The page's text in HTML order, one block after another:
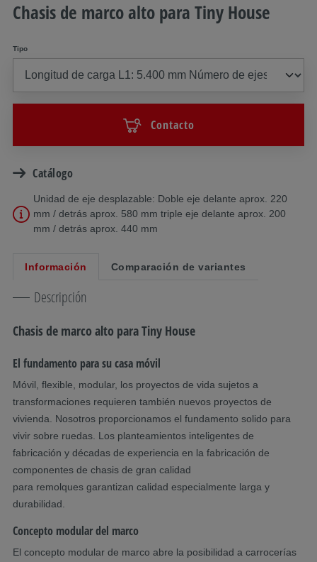
Chasis de marco alto para Tiny House
Tipo
Contacto
Catálogo
Unidad de eje desplazable: Doble eje delante aprox. 220
mm / detrás aprox. 580 mm triple eje delante aprox. 200
mm / detrás aprox. 440 mm
Información Comparación de variantes
Descripción
Chasis de marco alto para Tiny House
El fundamento para su casa móvil
Móvil, flexible, modular, los proyectos de vida sujetos a
transformaciones requieren también nuevos proyectos de
vivienda. Nosotros proporcionamos el fundamento solido para
vivir sobre ruedas. Los planteamientos inteligentes de
fabricación y décadas de experiencia en la fabricación de
componentes de chasis de gran calidad
para remolques garantizan calidad especialmente larga y
durabilidad.
Concepto modular del marco
El concepto modular de marco abre la posibilidad a carrocerías